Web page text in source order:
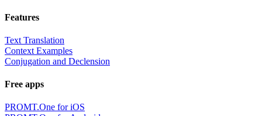
Features
Text Translation
Context Examples
Conjugation and Declension
Free apps
PROMT.One for iOS